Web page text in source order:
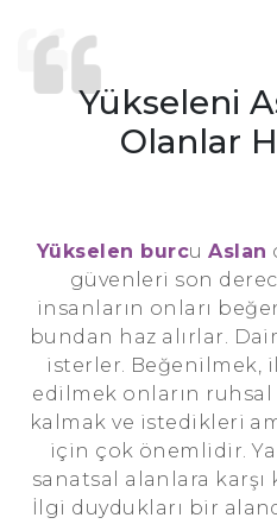
Yükseleni
Olanlar
Yükselen burcuAslan
güvenleri son
insanların onları
bundan haz alırlar.
isterler. Beğenilmek,
edilmek onların ruhsal
kalmak ve istedikleri
için çok önemlidir.
sanatsal alanlara
İlgi duydukları bir